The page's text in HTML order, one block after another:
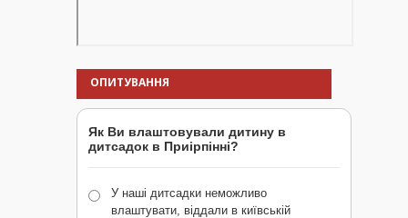
ОПИТУВАННЯ
Як Ви влаштовували дитину в
дитсадок в Приірпінні?
У наші дитсадки неможливо
влаштувати, віддали в київській